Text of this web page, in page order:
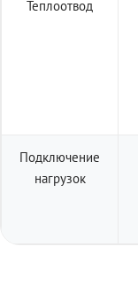
Теплоотвод
Подключение
нагрузок